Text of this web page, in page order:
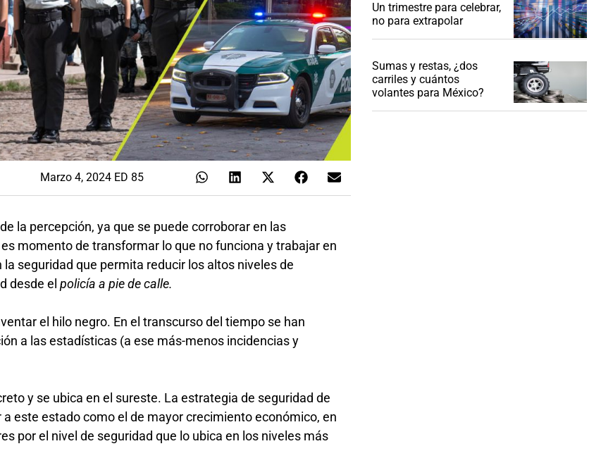
Marzo 4, 2024 ED 85
la percepción, ya que se puede corroborar en las
momento de transformar lo que no funciona y trabajar en
seguridad que permita reducir los altos niveles de
desde elpolicía a pie de calle.
el hilo negro. En el transcurso del tiempo se han
a las estadísticas (a ese más-menos incidencias y
y se ubica en el sureste. La estrategia de seguridad de
este estado como el de mayor crecimiento económico, en
por el nivel de seguridad que lo ubica en los niveles más
Un trimestre para celebrar,
no para extrapolar
Sumas y restas, ¿dos
carriles y cuántos
volantes para México?